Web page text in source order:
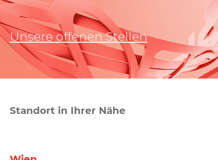
Unsere offenen Stellen
Standort in Ihrer Nähe